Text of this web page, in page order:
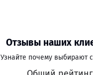
Отзывы наших
Узнайте почему выбирают